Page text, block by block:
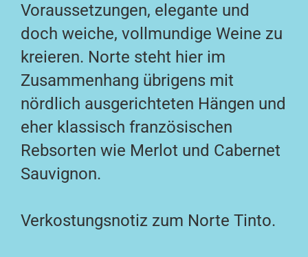
Voraussetzungen, elegante und
doch weiche, vollmundige Weine zu
kreieren. Norte steht hier im
Zusammenhang übrigens mit
nördlich ausgerichteten Hängen und
eher klassisch französischen
Rebsorten wie Merlot und Cabernet
Sauvignon.
Verkostungsnotiz zum Norte Tinto.